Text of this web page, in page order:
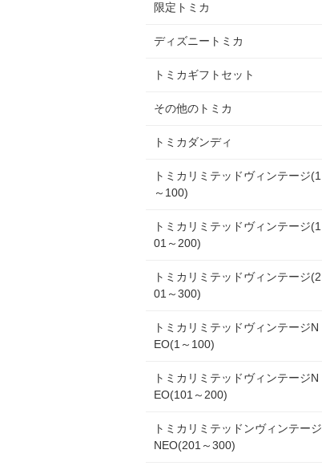
限定トミカ
ディズニートミカ
トミカギフトセット
その他のトミカ
トミカダンディ
トミカリミテッドヴィンテージ(1
～100)
トミカリミテッドヴィンテージ(1
01～200)
トミカリミテッドヴィンテージ(2
01～300)
トミカリミテッドヴィンテージN
EO(1～100)
トミカリミテッドヴィンテージN
EO(101～200)
トミカリミテッドンヴィンテージ
NEO(201～300)